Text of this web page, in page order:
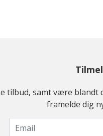
tilbud, samt være
framelde dig